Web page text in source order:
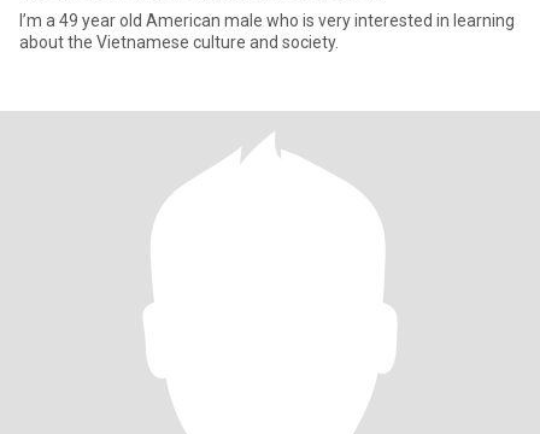
I’m a 49 year old American male who is very interested in learning
about the Vietnamese culture and society.